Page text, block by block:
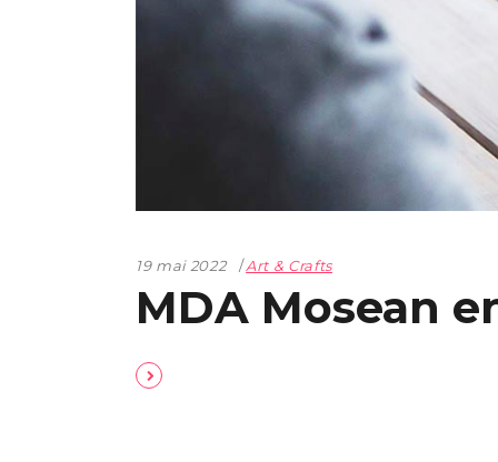
19 mai 2022 Art & Crafts
MDA Mosean